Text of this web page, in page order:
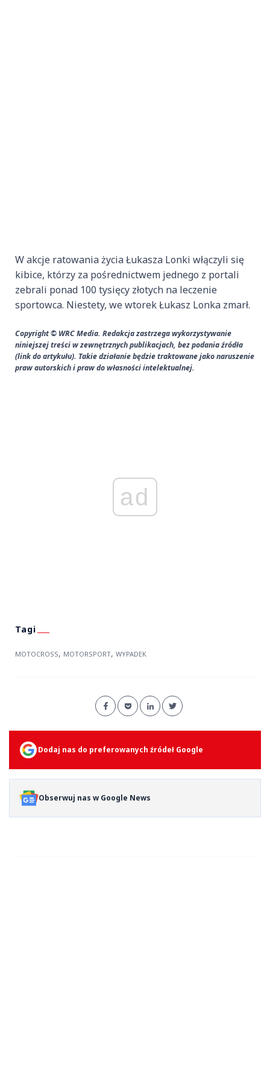
W akcje ratowania życia Łukasza Lonki włączyli się
kibice, którzy za pośrednictwem jednego z portali
zebrali ponad 100 tysięcy złotych na leczenie
sportowca. Niestety, we wtorek Łukasz Lonka zmarł.
Copyright © WRC Media. Redakcja zastrzega wykorzystywanie
niniejszej treści w zewnętrznych publikacjach, bez podania źródła
(link do artykułu). Takie działanie będzie traktowane jako naruszenie
praw autorskich i praw do własności intelektualnej.
ad
MOTOCROSS, MOTORSPORT, WYPADEK
Dodaj nas do preferowanych źródeł Google
Obserwuj nas w Google News